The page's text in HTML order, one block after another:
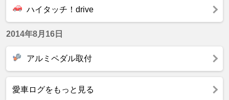
ハイタッチ！drive
2014年8月16日
アルミペダル取付
愛車ログをもっと見る